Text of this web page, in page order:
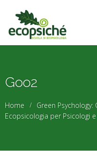
Goo2
Home
Green
Ecopsicologia per Psicologi